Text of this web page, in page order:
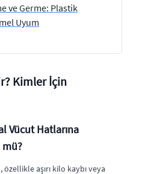
ve Germe: Plastik
Uyum
Kimler İçin
Vücut Hatlarına
aşırı kilo kaybı veya